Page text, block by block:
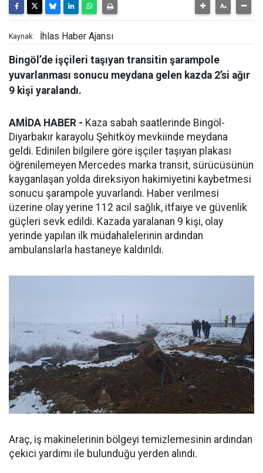
Kaynak: İhlas Haber Ajansı
Bingöl’de işçileri taşıyan transitin şarampole
yuvarlanması sonucu meydana gelen kazda 2’si ağır
9 kişi yaralandı.
AMİDA HABER - Kaza sabah saatlerinde Bingöl-
Diyarbakır karayolu Şehitköy mevkiinde meydana
geldi. Edinilen bilgilere göre işçiler taşıyan plakası
öğrenilemeyen Mercedes marka transit, sürücüsünün
kayganlaşan yolda direksiyon hakimiyetini kaybetmesi
sonucu şarampole yuvarlandı. Haber verilmesi
üzerine olay yerine 112 acil sağlık, itfaiye ve güvenlik
güçleri sevk edildi. Kazada yaralanan 9 kişi, olay
yerinde yapılan ilk müdahalelerinin ardından
ambulanslarla hastaneye kaldırıldı.
Araç, iş makinelerinin bölgeyi temizlemesinin ardından
çekici yardımı ile bulunduğu yerden alındı.